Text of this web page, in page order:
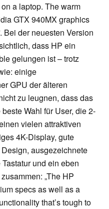
a laptop. The warm
GTX 940MX graphics
Bei der neuesten Version
dass HP ein
gelungen ist – trotz
einige
GPU der älteren
zu leugnen, dass das
Wahl für User, die 2-
vielen attraktiven
4K-Display, gute
ausgezeichnete
und ein eben
„The HP
specs as well as a
that’s tough to